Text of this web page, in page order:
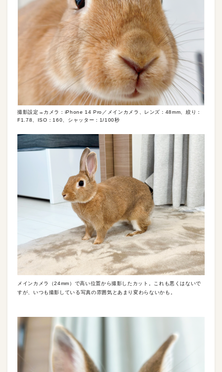
撮影設定→カメラ：iPhone 14 Pro／メインカメラ、レンズ：48mm、絞り：
F1.78、ISO：160、シャッター：1/100秒
メインカメラ（24mm）で高い位置から撮影したカット。これも悪くはないで
すが、いつも撮影している写真の雰囲気とあまり変わらないかも。